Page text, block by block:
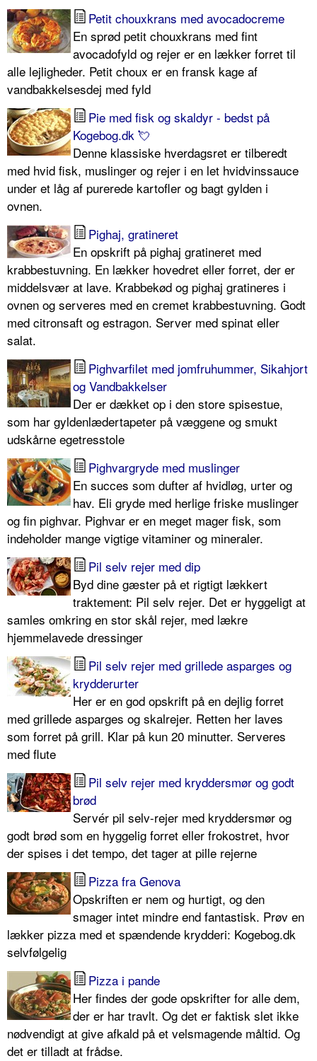
Petit chouxkrans med avocadocreme
En sprød petit chouxkrans med fint
avocadofyld og rejer er en lækker forret til
alle lejligheder. Petit choux er en fransk kage af
vandbakkelsesdej med fyld
Pie med fisk og skaldyr - bedst på
Kogebog.dk 💘
Denne klassiske hverdagsret er tilberedt
med hvid fisk, muslinger og rejer i en let hvidvinssauce
under et låg af purerede kartofler og bagt gylden i
ovnen.
Pighaj, gratineret
En opskrift på pighaj gratineret med
krabbestuvning. En lækker hovedret eller forret, der er
middelsvær at lave. Krabbekød og pighaj gratineres i
ovnen og serveres med en cremet krabbestuvning. Godt
med citronsaft og estragon. Server med spinat eller
salat.
Pighvarfilet med jomfruhummer, Sikahjort
og Vandbakkelser
Der er dækket op i den store spisestue,
som har gyldenlædertapeter på væggene og smukt
udskårne egetresstole
Pighvargryde med muslinger
En succes som dufter af hvidløg, urter og
hav. Eli gryde med herlige friske muslinger
og fin pighvar. Pighvar er en meget mager fisk, som
indeholder mange vigtige vitaminer og mineraler.
Pil selv rejer med dip
Byd dine gæster på et rigtigt lækkert
traktement: Pil selv rejer. Det er hyggeligt at
samles omkring en stor skål rejer, med lækre
hjemmelavede dressinger
Pil selv rejer med grillede asparges og
krydderurter
Her er en god opskrift på en dejlig forret
med grillede asparges og skalrejer. Retten her laves
som forret på grill. Klar på kun 20 minutter. Serveres
med flute
Pil selv rejer med kryddersmør og godt
brød
Servér pil selv-rejer med kryddersmør og
godt brød som en hyggelig forret eller frokostret, hvor
der spises i det tempo, det tager at pille rejerne
Pizza fra Genova
Opskriften er nem og hurtigt, og den
smager intet mindre end fantastisk. Prøv en
lækker pizza med et spændende krydderi: Kogebog.dk
selvfølgelig
Pizza i pande
Her findes der gode opskrifter for alle dem,
der er har travlt. Og det er faktisk slet ikke
nødvendigt at give afkald på et velsmagende måltid. Og
det er tilladt at frådse.